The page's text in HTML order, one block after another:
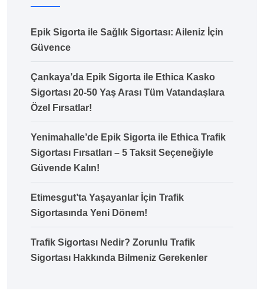
Epik Sigorta ile Sağlık Sigortası: Aileniz İçin
Güvence
Çankaya’da Epik Sigorta ile Ethica Kasko
Sigortası 20-50 Yaş Arası Tüm Vatandaşlara
Özel Fırsatlar!
Yenimahalle’de Epik Sigorta ile Ethica Trafik
Sigortası Fırsatları – 5 Taksit Seçeneğiyle
Güvende Kalın!
Etimesgut’ta Yaşayanlar İçin Trafik
Sigortasında Yeni Dönem!
Trafik Sigortası Nedir? Zorunlu Trafik
Sigortası Hakkında Bilmeniz Gerekenler